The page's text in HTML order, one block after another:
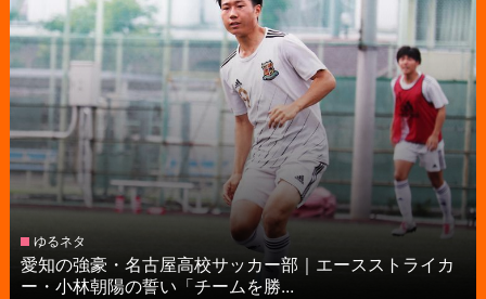
ゆるネタ
愛知の強豪・名古屋高校サッカー部｜エースストライカ
ー・小林朝陽の誓い「チームを勝...